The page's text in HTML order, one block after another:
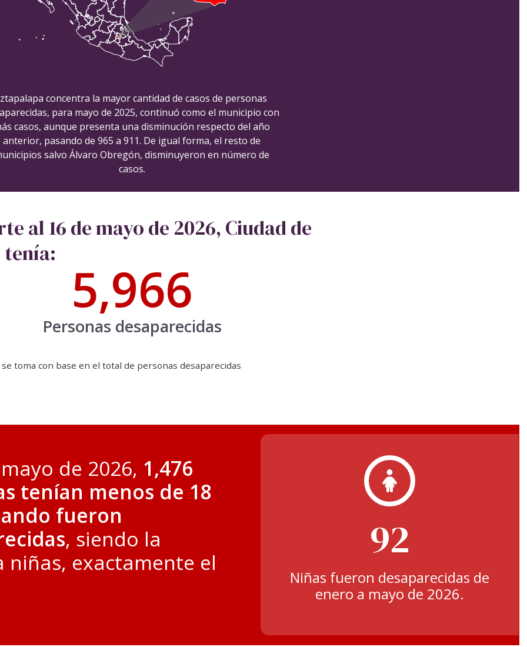
concentra la mayor cantidad de casos de personas
para mayo de 2025, continuó como el municipio con
casos, aunque presenta una disminución respecto del año
anterior, pasando de 965 a 911. De igual forma, el resto de
salvo Álvaro Obregón, disminuyeron en número de
casos.
al 16 de mayo de 2026, Ciudad de
tenía:
5,996
Personas desaparecidas
toma con base en el total de personas desaparecidas
de 2026, 1,476
tenían menos de 18
fueron
, siendo la
niñas, exactamente el
92
Niñas fueron desaparecidas de
enero a mayo de 2026.